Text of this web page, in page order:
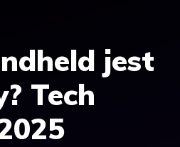
jest
Tech